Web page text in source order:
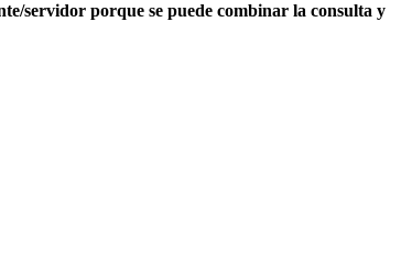
servidor porque se puede combinar la consulta y